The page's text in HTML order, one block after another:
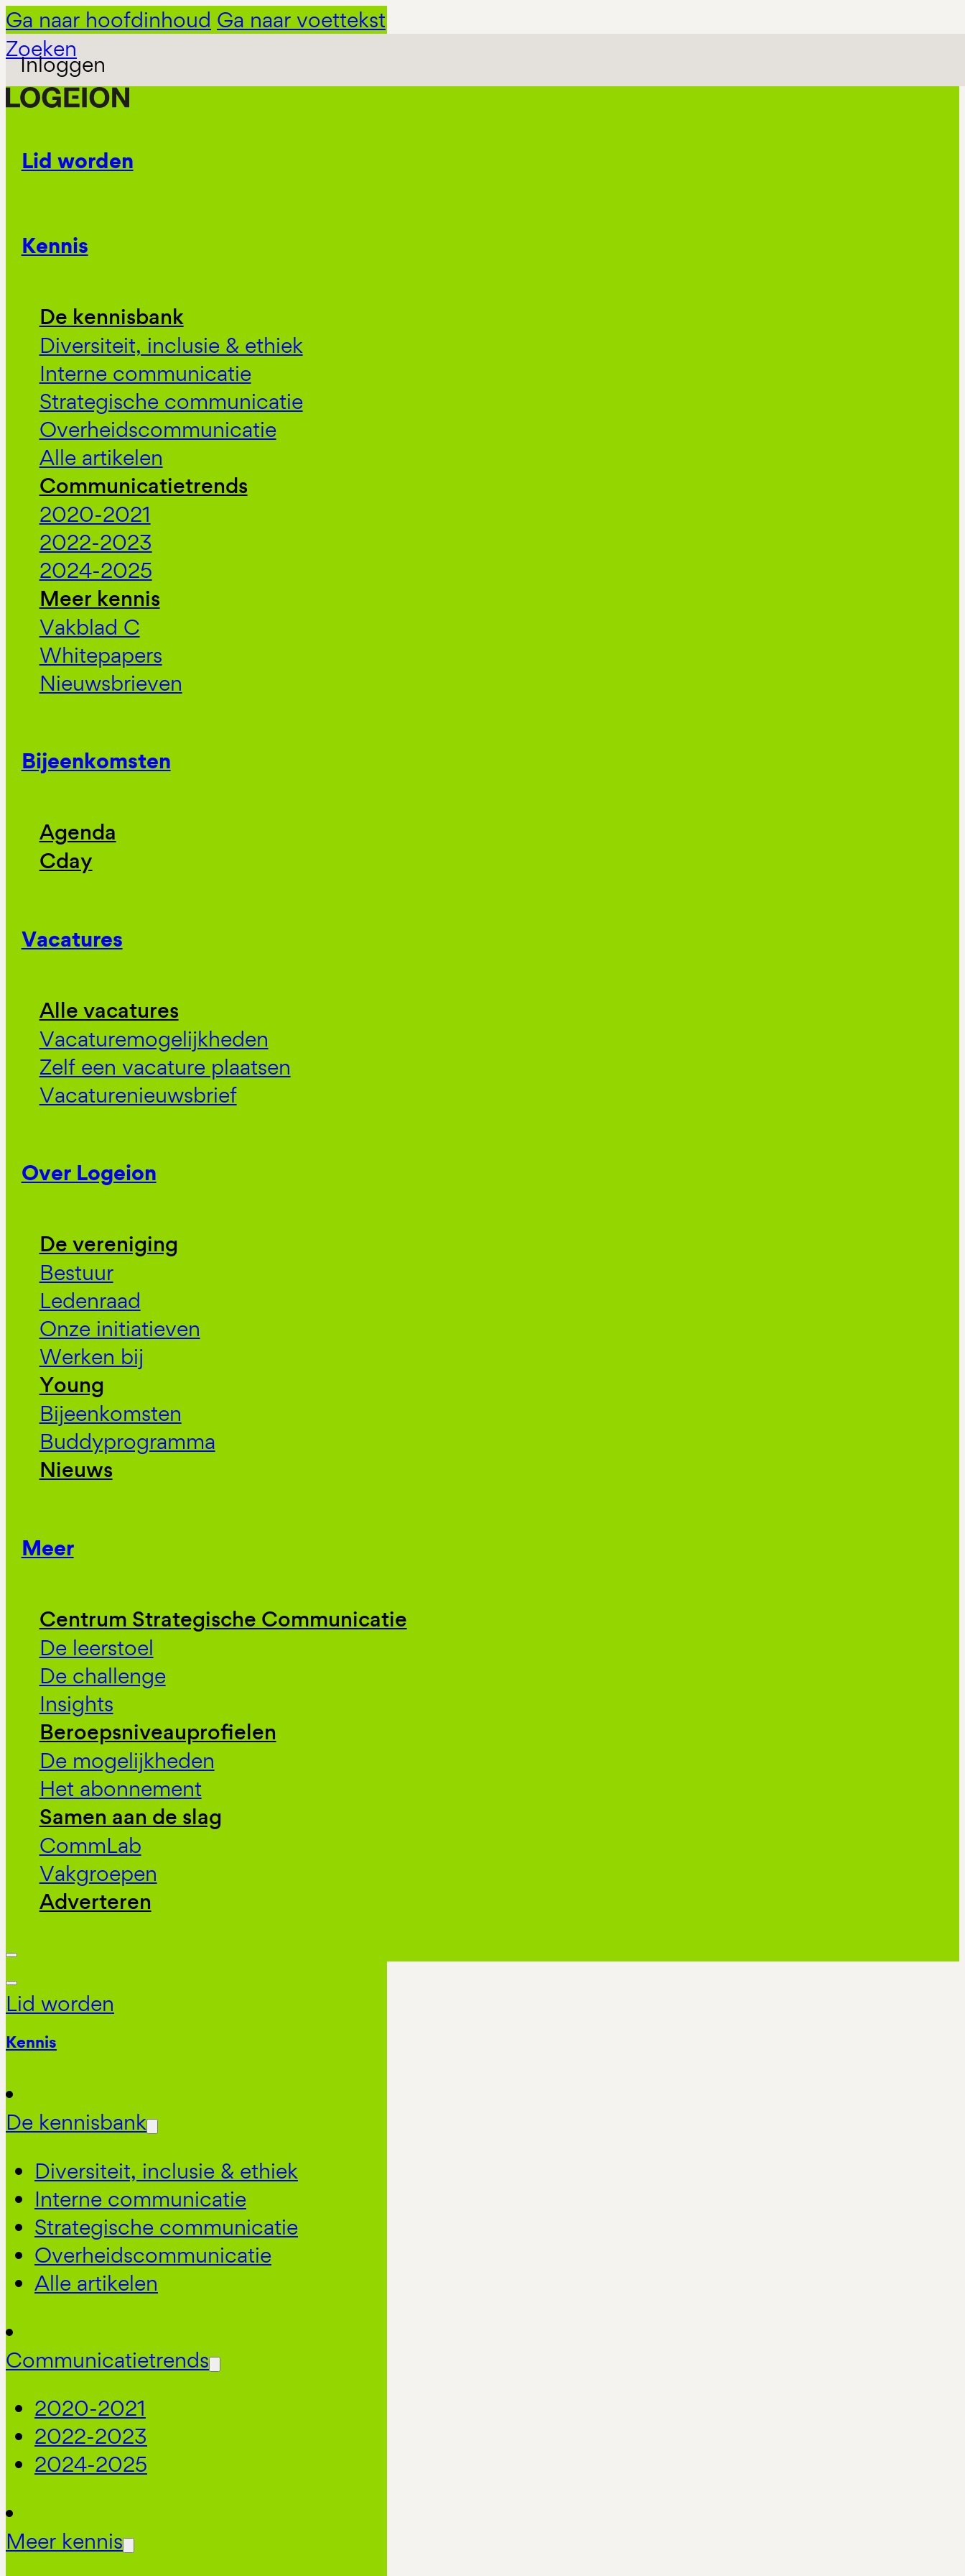
Ga naar hoofdinhoud Ga naar voettekst
Zoeken
Inloggen
Lid worden
Kennis
De kennisbank
Diversiteit, inclusie & ethiek
Interne communicatie
Strategische communicatie
Overheidscommunicatie
Alle artikelen
Communicatietrends
2020-2021
2022-2023
2024-2025
Meer kennis
Vakblad C
Whitepapers
Nieuwsbrieven
Bijeenkomsten
Agenda
Cday
Vacatures
Alle vacatures
Vacaturemogelijkheden
Zelf een vacature plaatsen
Vacaturenieuwsbrief
Over Logeion
De vereniging
Bestuur
Ledenraad
Onze initiatieven
Werken bij
Young
Bijeenkomsten
Buddyprogramma
Nieuws
Meer
Centrum Strategische Communicatie
De leerstoel
De challenge
Insights
Beroepsniveauprofielen
De mogelijkheden
Het abonnement
Samen aan de slag
CommLab
Vakgroepen
Adverteren
Lid worden
Kennis
De kennisbank
Diversiteit, inclusie & ethiek
Interne communicatie
Strategische communicatie
Overheidscommunicatie
Alle artikelen
Communicatietrends
2020-2021
2022-2023
2024-2025
Meer kennis